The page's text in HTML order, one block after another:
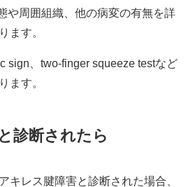
や周囲組織、他の病変の有無を詳
ます。
sign、two-finger squeeze testなど
ます。
診断されたら
キレス腱障害と診断された場合、